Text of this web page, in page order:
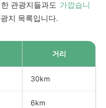
관광지들과도 가깝습니
지 목록입니다.
거리
30km
6km